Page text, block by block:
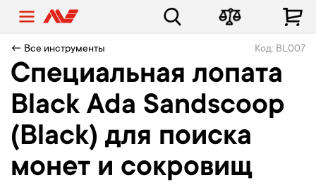
← Все инструменты Код: BL007
Специальная лопата
Black Ada Sandscoop
(Black) для поиска
монет и сокровищ